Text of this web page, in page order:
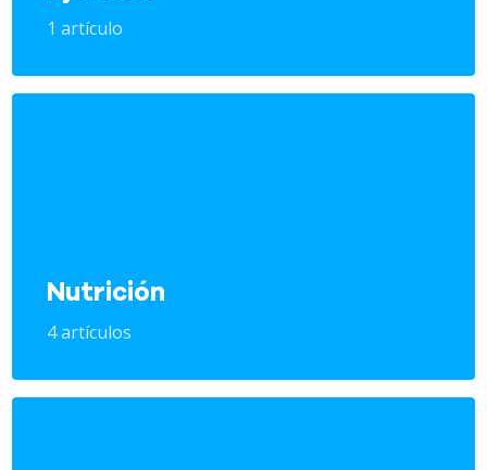
1 artículo
Nutrición
4 artículos